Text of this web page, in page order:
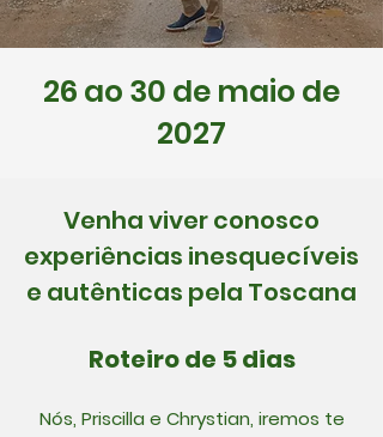
26 ao 30 de maio de
2027
Venha viver conosco
experiências inesquecíveis
e autênticas pela Toscana
Roteiro de 5 dias
Nós, Priscilla e Chrystian, iremos te